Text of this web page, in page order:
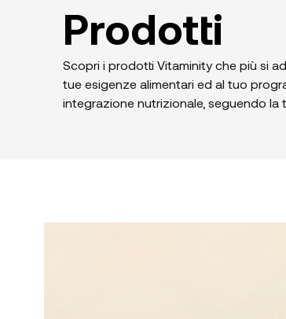
Prodotti
Scopri i prodotti Vitaminity che più si
tue esigenze alimentari ed al tuo
integrazione nutrizionale, seguendo la